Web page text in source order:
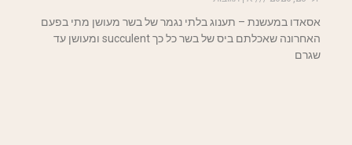
אסאדו במעשנת – תענוג בלתי נגמר של בשר מעושן מתי בפעם
האחרונה שאכלתם ביס של בשר כל כך succulent ומעושן עד
שגרם